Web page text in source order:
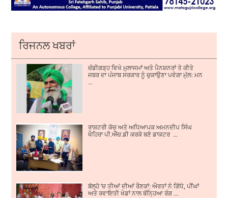
ਰਿਜਨਲ ਖਬਰਾਂ
ਚੰਡੀਗੜ੍ਹ ਵਿਖੇ ਮੁਲਾਜਮਾਂ ਅਤੇ ਪੈਨਸ਼ਨਰਾਂ ਤੇ ਕੀਤੇ
ਜਬਰ ਦਾ ਪੰਜਾਬ ਸਰਕਾਰ ਨੂੰ ਚੁਕਾਉਣਾ ਪਵੇਗਾ ਮੁੱਲ: ਮਨ
ਰਾਸ਼ਟਰੀ ਕੋਚ ਅਤੇ ਅਧਿਆਪਕ ਅਮਨਦੀਪ ਸਿੰਘ
ਖੈਹਿਰਾ ਪੀ.ਐੱਚ.ਡੀ ਕਰਕੇ ਬਣੇ ਡਾਕਟਰ ...
ਬੱਲ੍ਹੋ 'ਚ ਤੀਆਂ ਦੀਆਂ ਰੌਣਕਾਂ: ਔਰਤਾਂ ਨੇ ਗਿੱਧੇ, ਪੀਂਘਾਂ
ਅਤੇ ਰਵਾਇਤੀ ਖੇਡਾਂ ਨਾਲ ਬੰਨ੍ਹਿਆ ਰੰਗ ...